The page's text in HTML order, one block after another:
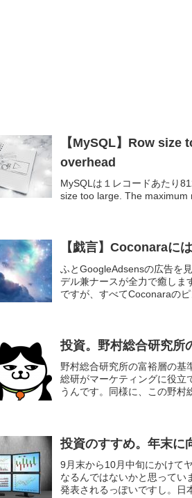
【MySQL】Row
overhead
MySQLは１レコードあたり
size too large. The maximum
【戯言】Coconaraに
ふとGoogleAdsensの広告を
デル兼ナースが全力で癒し
ですが、すべてCoconaraのピ
投資。野村総合研究所
野村総合研究所の富裕層の
総研がマーケティングに役立
うんです。同様に、この野村
投資のすすめ。年末に
9月末から10月中旬にかけて
なるんではないかと思ってい
発表されるっぽいですし。日